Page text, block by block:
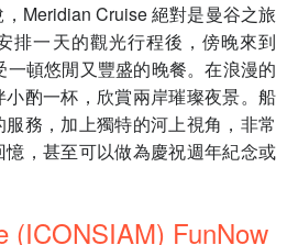
Meridian Cruise 絕對是曼谷之旅
排一天的觀光行程後，傍晚來到
一頓悠閒又豐盛的晚餐。在浪漫的
酌一杯，欣賞兩岸璀璨夜景。船
務，加上獨特的河上視角，非常
，甚至可以做為慶祝週年紀念或
(ICONSIAM) FunNow